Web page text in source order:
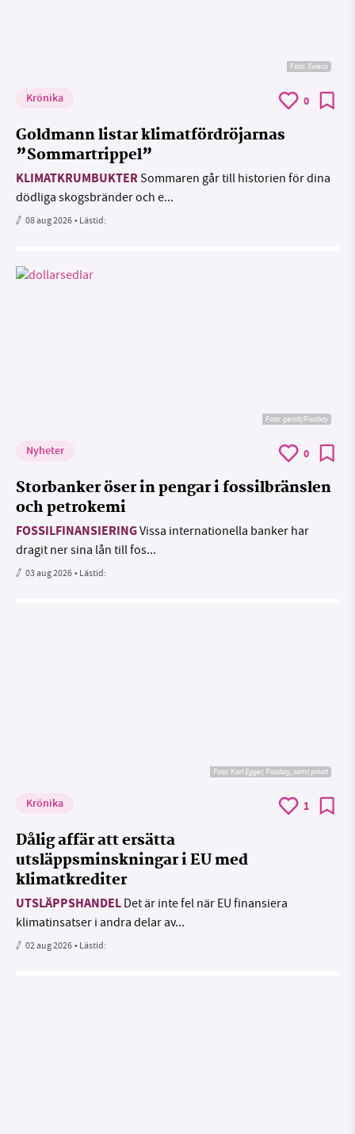
Foto: Sweco
Krönika 0
Goldmann listar klimatfördröjarnas
”Sommartrippel”
KLIMATKRUMBUKTERSommaren går till historien för dina
dödliga skogsbränder och e...
08 aug 2026• Lästid:
Foto:geralt/Pixabay
Nyheter 0
Storbanker öser in pengar i fossilbränslen
och petrokemi
FOSSILFINANSIERINGVissa internationella banker har
dragit ner sina lån till fos...
03 aug 2026• Lästid:
Foto:Karl Egger, Pixabay, samt privat
Krönika 1
Dålig affär att ersätta
utsläppsminskningar i EU med
klimatkrediter
UTSLÄPPSHANDEL Det är inte fel när EU finansiera
klimatinsatser i andra delar av...
02 aug 2026• Lästid: